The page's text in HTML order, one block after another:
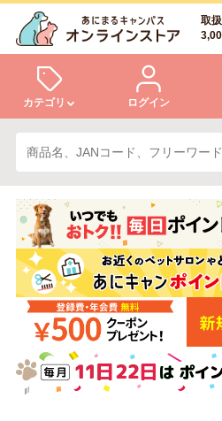
取
カテゴリ
犬
小動物・鳥
ドッグフード
美容・ケア用品
ログイン
ログイン
会員登録
あにまるキャンパスについて
アフターサービス
商品リクエスト